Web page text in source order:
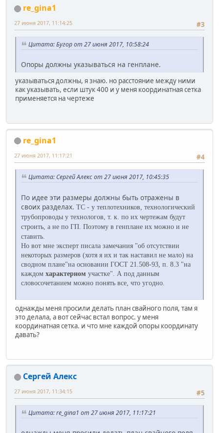
re_gina1
#3
27 июня 2017, 11:14:25
Цитата: Бугор от 27 июня 2017, 10:58:24
Опоры должны указываться на генплане.
указываться должны, я знаю. но расстояние между ними
как указывать, если штук 400 и у меня координатная сетка
применяется на чертеже
re_gina1
#4
27 июня 2017, 11:17:21
Цитата: Сергей Алекс от 27 июня 2017, 10:45:35
По идее эти размеры должны быть отражены в
своих разделах. ТС - у теплотехников, технологический
трубопроводы у технологов, т. к. по их чертежам будут
строить, а не по ГП. Поэтому в генплане их можно и не
ставить.
Но вот мне эксперт писала замечания "об отсутствии
некоторых размеров (хотя я их и так наставил не мало) на
сводном плане"на основании ГОСТ 21.508-93, п. 8.3 "на
каждом характерном участке". А под данным
словосочетанием можно понять все, что угодно.
однажды меня просили делать план свайного поля, там я
это делала, а вот сейчас встал вопрос. у меня
координатная сетка. и что мне каждой опоры координату
давать?
Сергей Алекс
#5
27 июня 2017, 11:34:15
Цитата: re_gina1 от 27 июня 2017, 11:17:21